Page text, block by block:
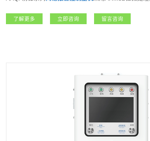
RS485输出，4组继电器接口，用于控制风机、电磁阀
了解更多 立即咨询 留言咨询